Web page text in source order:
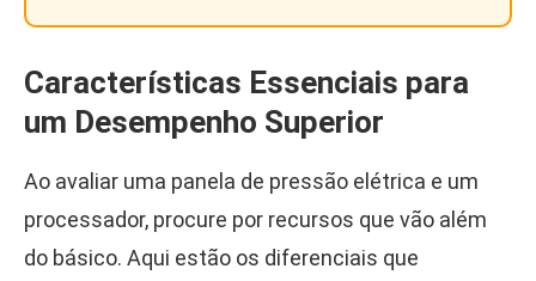
Características Essenciais para
um Desempenho Superior
Ao avaliar uma panela de pressão elétrica e um
processador, procure por recursos que vão além
do básico. Aqui estão os diferenciais que